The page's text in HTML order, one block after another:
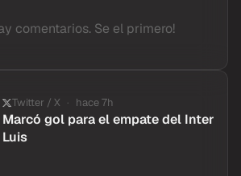
Twitter / X hace 7h
gol para el empate del Inter